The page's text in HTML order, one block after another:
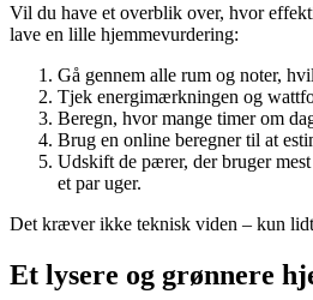
Vil du have et overblik over, hvor
lave en lille hjemmevurdering:
Gå gennem alle rum og noter,
Tjek energimærkningen og
Beregn, hvor mange timer om
Brug en online beregner til at
Udskift de pærer, der bruger
et par uger.
Det kræver ikke teknisk viden – kun
Et lysere og grønnere